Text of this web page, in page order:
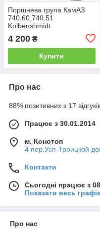
Поршнева група КамАЗ
740.60,740,51
Kolbenshmidt
4 200 ₴
Купити
Про нас
88% позитивних з 17
Працює з 30.01.2014
м. Конотоп
4 пер.Усп-Троицкой
Контакти
Сьогодні працює з
Показати весь
Про нас